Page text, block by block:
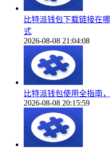
比特派钱包下载链接在
式
2026-08-08 21:04:08
比特派钱包使用全指南
2026-08-08 20:15:59